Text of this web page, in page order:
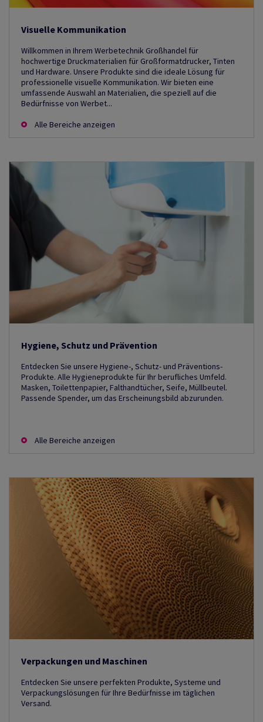
Visuelle Kommunikation
Willkommen in Ihrem Werbetechnik Großhandel für
hochwertige Druckmaterialien für Großformatdrucker, Tinten
und Hardware. Unsere Produkte sind die ideale Lösung für
professionelle visuelle Kommunikation. Wir bieten eine
umfassende Auswahl an Materialien, die speziell auf die
Bedürfnisse von Werbet...
Alle Bereiche anzeigen
Hygiene, Schutz und Prävention
Entdecken Sie unsere Hygiene-, Schutz- und Präventions-
Produkte. Alle Hygieneprodukte für Ihr berufliches Umfeld.
Masken, Toilettenpapier, Falthandtücher, Seife, Müllbeutel.
Passende Spender, um das Erscheinungsbild abzurunden.
Alle Bereiche anzeigen
Verpackungen und Maschinen
Entdecken Sie unsere perfekten Produkte, Systeme und
Verpackungslösungen für Ihre Bedürfnisse im täglichen
Versand.